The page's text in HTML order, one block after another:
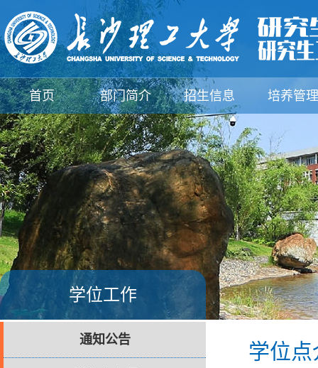
首页 部门简介 招生信息 培养管理
支部建设 规章制度 下载中心 新闻动态
学位工作
通知公告 学位点